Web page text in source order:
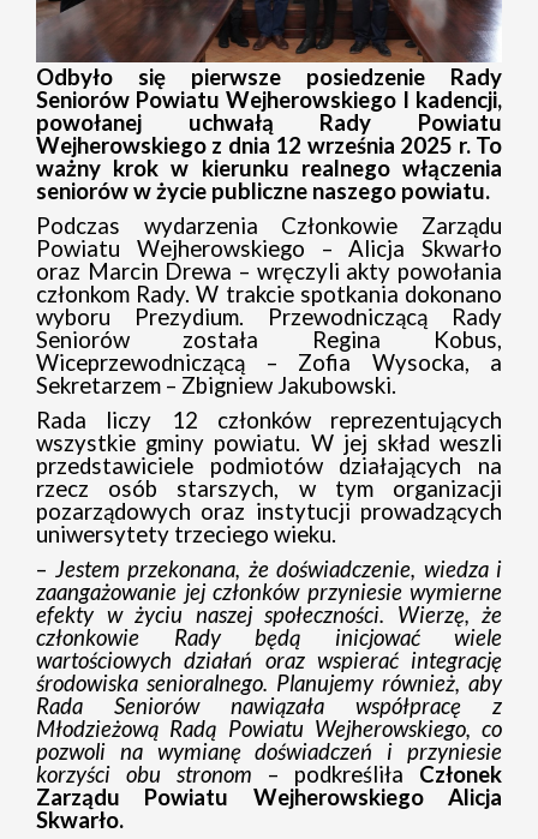
Odbyło się pierwsze posiedzenie Rady
Seniorów Powiatu Wejherowskiego I kadencji,
powołanej uchwałą Rady Powiatu
Wejherowskiego z dnia 12 września 2025 r. To
ważny krok w kierunku realnego włączenia
seniorów w życie publiczne naszego powiatu.
Podczas wydarzenia Członkowie Zarządu
Powiatu Wejherowskiego – Alicja Skwarło
oraz Marcin Drewa – wręczyli akty powołania
członkom Rady. W trakcie spotkania dokonano
wyboru Prezydium. Przewodniczącą Rady
Seniorów została Regina Kobus,
Wiceprzewodniczącą – Zofia Wysocka, a
Sekretarzem – Zbigniew Jakubowski.
Rada liczy 12 członków reprezentujących
wszystkie gminy powiatu. W jej skład weszli
przedstawiciele podmiotów działających na
rzecz osób starszych, w tym organizacji
pozarządowych oraz instytucji prowadzących
uniwersytety trzeciego wieku.
– Jestem przekonana, że doświadczenie, wiedza i
zaangażowanie jej członków przyniesie wymierne
efekty w życiu naszej społeczności. Wierzę, że
członkowie Rady będą inicjować wiele
wartościowych działań oraz wspierać integrację
środowiska senioralnego. Planujemy również, aby
Rada Seniorów nawiązała współpracę z
Młodzieżową Radą Powiatu Wejherowskiego, co
pozwoli na wymianę doświadczeń i przyniesie
korzyści obu stronom – podkreśliła Członek
Zarządu Powiatu Wejherowskiego Alicja
Skwarło.